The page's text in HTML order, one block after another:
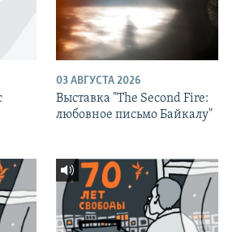
03 АВГУСТА 2026
Выставка "The Second Fire:
любовное письмо Байкалу"